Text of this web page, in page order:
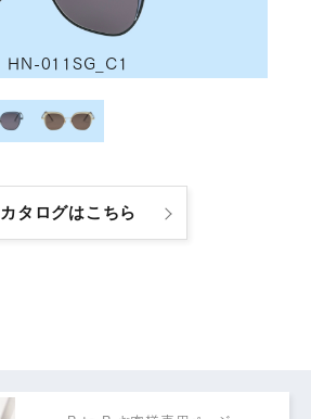
HN-011SG_C1
カタログはこちら